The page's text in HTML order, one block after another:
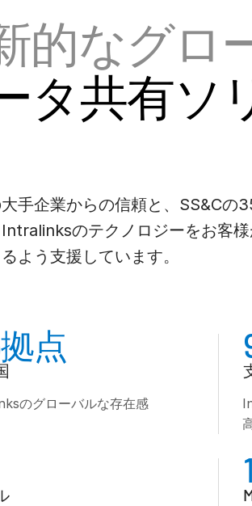
的なグロ
タ共有ソ
手企業からの信頼と、SS&Cの
のテクノロジーをお客
よう支援しています。
拠点
のグローバルな存在感